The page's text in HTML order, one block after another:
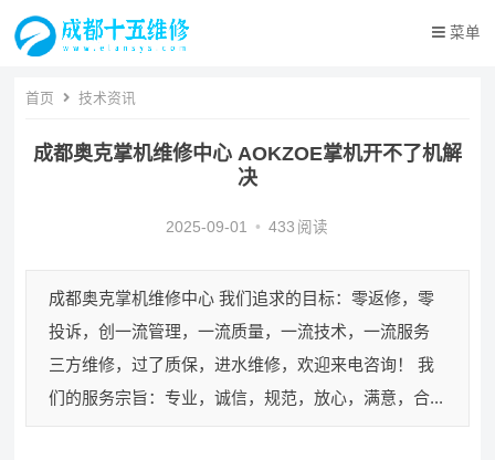
菜单
首页 技术资讯
成都奥克掌机维修中心 AOKZOE掌机开不了机解
决
2025-09-01 • 433 阅读
成都奥克掌机维修中心 我们追求的目标：零返修，零
投诉，创一流管理，一流质量，一流技术，一流服务
三方维修，过了质保，进水维修，欢迎来电咨询！ 我
们的服务宗旨：专业，诚信，规范，放心，满意，合...